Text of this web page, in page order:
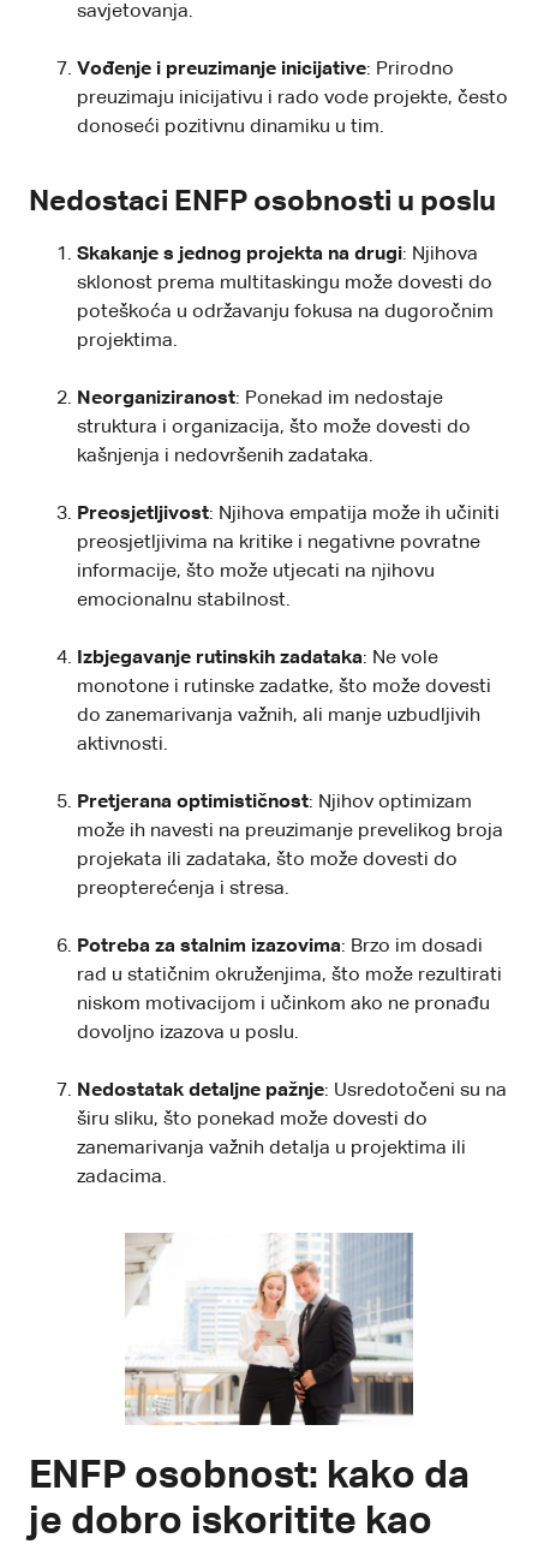
savjetovanja.
Vođenje i preuzimanje inicijative: Prirodno
preuzimaju inicijativu i rado vode projekte, često
donoseći pozitivnu dinamiku u tim.
Nedostaci ENFP osobnosti u poslu
Skakanje s jednog projekta na drugi: Njihova
sklonost prema multitaskingu može dovesti do
poteškoća u održavanju fokusa na dugoročnim
projektima.
Neorganiziranost: Ponekad im nedostaje
struktura i organizacija, što može dovesti do
kašnjenja i nedovršenih zadataka.
Preosjetljivost: Njihova empatija može ih učiniti
preosjetljivima na kritike i negativne povratne
informacije, što može utjecati na njihovu
emocionalnu stabilnost.
Izbjegavanje rutinskih zadataka: Ne vole
monotone i rutinske zadatke, što može dovesti
do zanemarivanja važnih, ali manje uzbudljivih
aktivnosti.
Pretjerana optimističnost: Njihov optimizam
može ih navesti na preuzimanje prevelikog broja
projekata ili zadataka, što može dovesti do
preopterećenja i stresa.
Potreba za stalnim izazovima: Brzo im dosadi
rad u statičnim okruženjima, što može rezultirati
niskom motivacijom i učinkom ako ne pronađu
dovoljno izazova u poslu.
Nedostatak detaljne pažnje: Usredotočeni su na
širu sliku, što ponekad može dovesti do
zanemarivanja važnih detalja u projektima ili
zadacima.
ENFP osobnost: kako da
je dobro iskoritite kao